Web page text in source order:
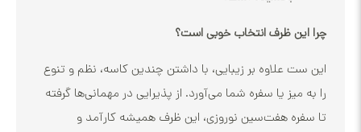
ظرف انتخاب خوبی است؟
علاوه بر زیبایی، با داشتن چندین کاسه، نظم و تنوع
یا سفره شما می‌آورد. از پذیرایی در مهمانی‌ها گرفته
هفت‌سین نوروزی، این ظرف همیشه کارآمد و